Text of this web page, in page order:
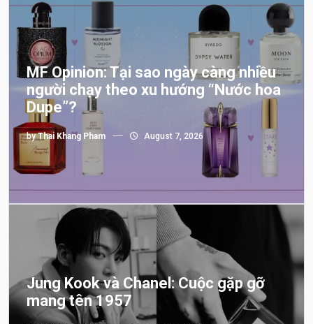
MF Opinion: Tại sao ngày càng nhiều
người chạy theo xu hướng “Nước hoa
Dupe”?
byThai Khang Pham August 7, 2026
Jung Kook và Chanel: Cuộc gặp gỡ
mang tên 1957